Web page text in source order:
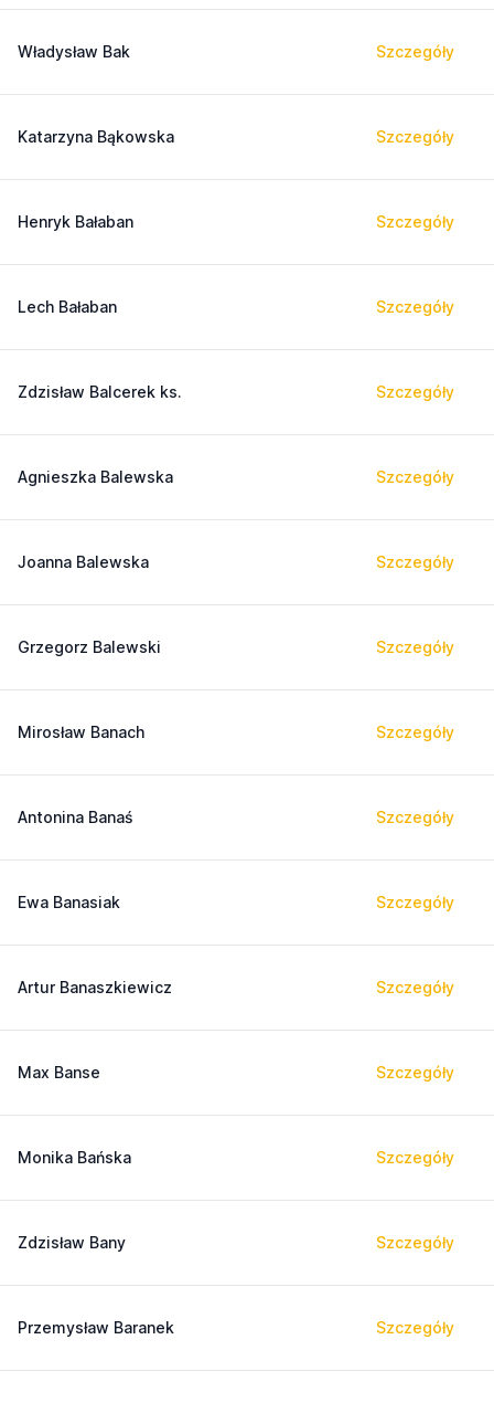
Władysław Bak Szczegóły
Katarzyna Bąkowska Szczegóły
Henryk Bałaban Szczegóły
Lech Bałaban Szczegóły
Zdzisław Balcerek ks. Szczegóły
Agnieszka Balewska Szczegóły
Joanna Balewska Szczegóły
Grzegorz Balewski Szczegóły
Mirosław Banach Szczegóły
Antonina Banaś Szczegóły
Ewa Banasiak Szczegóły
Artur Banaszkiewicz Szczegóły
Max Banse Szczegóły
Monika Bańska Szczegóły
Zdzisław Bany Szczegóły
Przemysław Baranek Szczegóły